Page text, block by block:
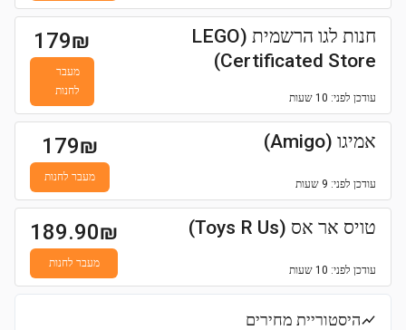
חנות לגו הרשמית (LEGO
Certificated Store)
עודכן לפני: 10 שעות
179₪
מעבר
לחנות
אמיגו (Amigo)
עודכן לפני: 9 שעות
179₪
מעבר לחנות
טויס אר אס (Toys R Us)
עודכן לפני: 10 שעות
189.90₪
מעבר לחנות
היסטוריית מחירים